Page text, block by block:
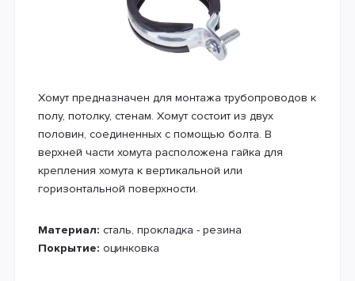
Хомут предназначен для монтажа трубопроводов к
полу, потолку, стенам. Хомут состоит из двух
половин, соединенных с помощью болта. В
верхней части хомута расположена гайка для
крепления хомута к вертикальной или
горизонтальной поверхности.
Материал:сталь, прокладка - резина
Покрытие:оцинковка